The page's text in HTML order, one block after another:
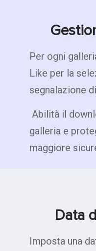
Per ogni
Like per la
segnalazione
Abilità il
galleria e
maggiore
Data
Imposta una